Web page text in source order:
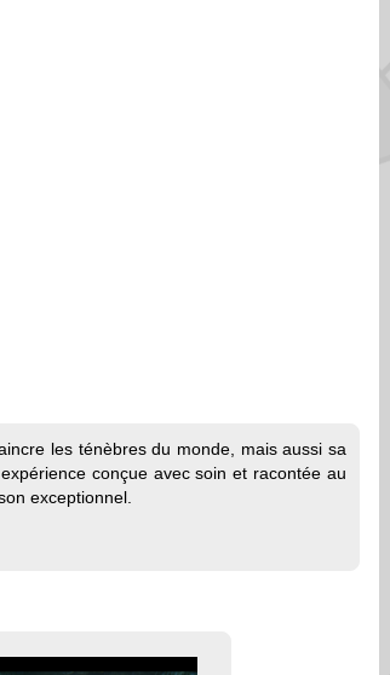
les ténèbres du monde, mais aussi sa
conçue avec soin et racontée au
exceptionnel.